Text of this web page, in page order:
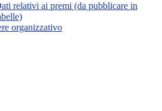
relativi ai premi (da pubblicare in
organizzativo